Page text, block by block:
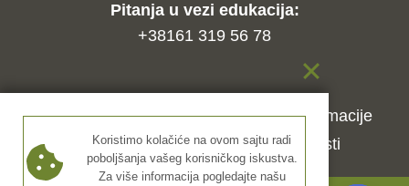
Pitanja u vezi edukacija:
+38161 319 56 78
Kako naručiti? Način isporuke
Reklamacije
Uslovi korišćenja
Politika privatnosti
Koristimo kolačiće na ovom sajtu radi
poboljšanja vašeg korisničkog iskustva.
Za više informacija pogledajte našu